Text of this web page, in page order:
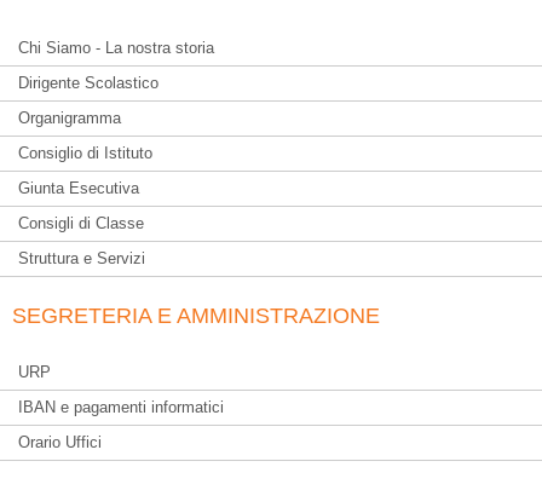
Chi Siamo - La nostra storia
Dirigente Scolastico
Organigramma
Consiglio di Istituto
Giunta Esecutiva
Consigli di Classe
Struttura e Servizi
SEGRETERIA E AMMINISTRAZIONE
URP
IBAN e pagamenti informatici
Orario Uffici